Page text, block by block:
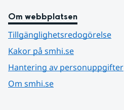
Om webbplatsen
Tillgänglighetsredogörelse
Kakor på smhi.se
Hantering av personuppgifter
Om smhi.se